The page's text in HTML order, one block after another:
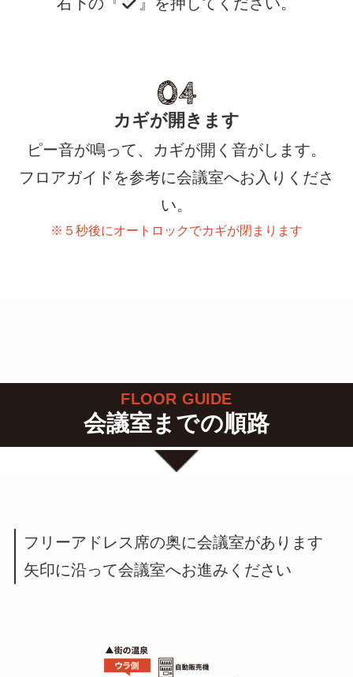
カギが開きます
ピー音が鳴って、カギが開く音がします。
フロアガイドを参考に会議室へお入りくださ
い。
※５秒後にオートロックでカギが閉まります
FLOOR GUIDE
会議室までの順路
フリーアドレス席の奥に会議室があります
矢印に沿って会議室へお進みください